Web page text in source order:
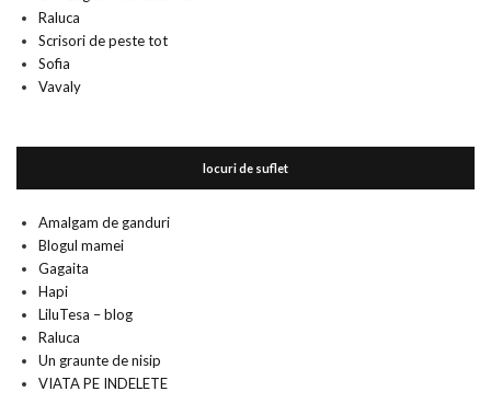
Raluca
Scrisori de peste tot
Sofia
Vavaly
locuri de suflet
Amalgam de ganduri
Blogul mamei
Gagaita
Hapi
LiluTesa – blog
Raluca
Un graunte de nisip
VIATA PE INDELETE